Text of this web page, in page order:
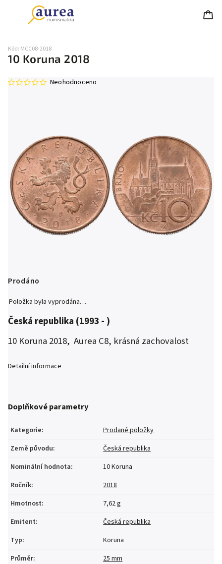
10 Koruna 2018
Kód: MCC08-2018
Neohodnoceno
Prodáno
Položka byla vyprodána…
Česká republika (1993 - )
10 Koruna 2018, Aurea C8, krásná zachovalost
Detailní informace
Doplňkové parametry
Kategorie:
Prodané položky
Země původu:
Česká republika
Nominální hodnota:
10 Koruna
Ročník:
2018
Hmotnost:
7,62 g
Emitent:
Česká republika
Typ:
Koruna
Průměr:
25 mm